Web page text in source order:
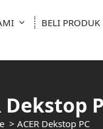
BELI PRODUK
Dekstop
> ACER Dekstop PC